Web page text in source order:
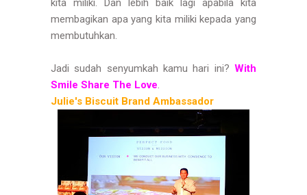
kita miliki. Dan lebih baik lagi apabila kita
membagikan apa yang kita miliki kepada yang
membutuhkan.
Jadi sudah senyumkah kamu hari ini? With
Smile Share The Love.
Julie's Biscuit Brand Ambassador